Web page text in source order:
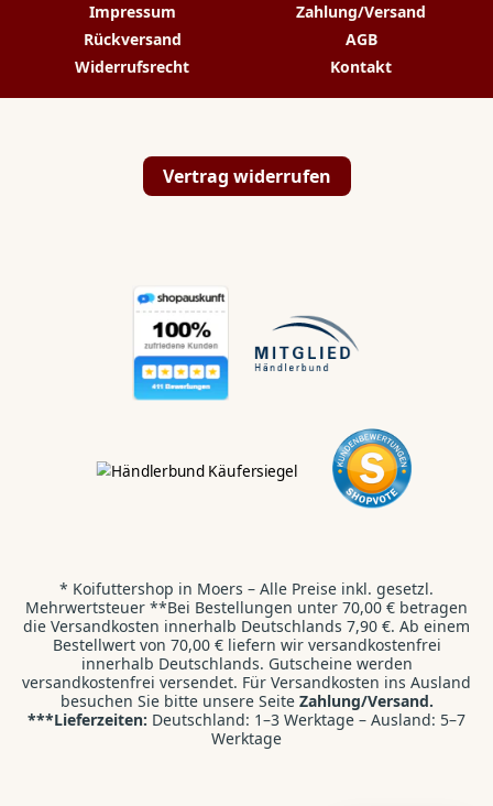
Impressum
Zahlung/Versand
Rückversand
AGB
Widerrufsrecht
Kontakt
Vertrag widerrufen
* Koifuttershop in Moers – Alle Preise inkl. gesetzl.
Mehrwertsteuer **Bei Bestellungen unter 70,00 € betragen
die Versandkosten innerhalb Deutschlands 7,90 €. Ab einem
Bestellwert von 70,00 € liefern wir versandkostenfrei
innerhalb Deutschlands. Gutscheine werden
versandkostenfrei versendet. Für Versandkosten ins Ausland
besuchen Sie bitte unsere Seite Zahlung/Versand.
***Lieferzeiten: Deutschland: 1–3 Werktage – Ausland: 5–7
Werktage
Hallo Koi & Teich
Liebhaber,
Kontaktiert uns direkt:
✉️ Kontaktformular
Wir freuen uns auf deine E-Mail.
📞 Direktanruf
+49 2841 9987710
KI-Suche / Beratung